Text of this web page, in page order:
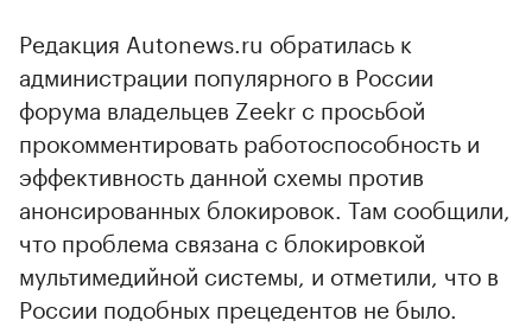
Редакция Autonews.ru обратилась к
администрации популярного в России
форума владельцев Zeekr с просьбой
прокомментировать работоспособность и
эффективность данной схемы против
анонсированных блокировок. Там сообщили,
что проблема связана с блокировкой
мультимедийной системы, и отметили, что в
России подобных прецедентов не было.